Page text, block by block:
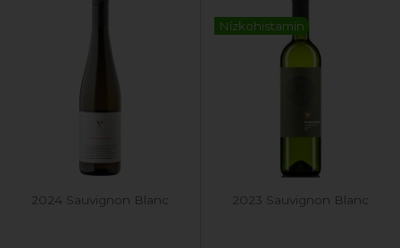
2024 Sauvignon Blanc
Nízkohistamín
2023 Sauvignon Blanc